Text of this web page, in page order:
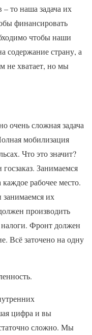
то наша задача их
финансировать
чтобы наши
содержание страну, а
не хватает, но мы
очень сложная задача
мобилизация
Что это значит?
Занимаемся
рабочее место.
занимаемся их
производить
Фронт должен
Всё заточено на одну
цифра и вы
сложно. Мы